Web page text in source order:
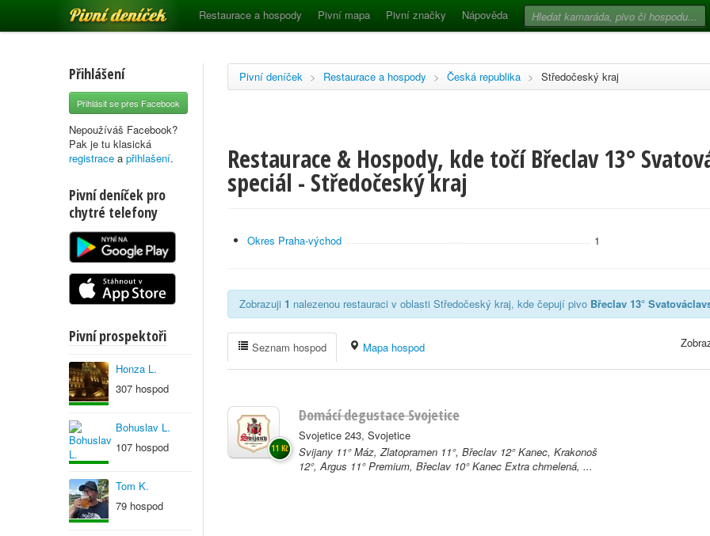
Pivní deníček Restaurace a hospody Pivní mapa Pivní značky Nápověda
Přihlášení
Přihlásit se přes Facebook
Nepoužíváš Facebook?
Pak je tu klasická
registrace a přihlašení.
Pivní deníček pro
chytré telefony
Pivní prospektoři
Honza L.
307 hospod
Bohuslav L.
107 hospod
Tom K.
79 hospod
Pivní deníček > Restaurace a hospody > Česká republika > Středočeský kraj
Restaurace & Hospody, kde točí Břeclav 13°
speciál - Středočeský kraj
Okres Praha-východ 1
Zobrazuji 1 nalezenou restauraci v oblasti Středočeský kraj, kde čepují pivo Břeclav 13°
Seznam hospod Mapa hospod
Domácí degustace Svojetice
Svojetice 243, Svojetice
Svijany 11° Máz, Zlatopramen 11°, Břeclav 12° Kanec, Krakonoš
12°, Argus 11° Premium, Břeclav 10° Kanec Extra chmelená, ...
11 Kč